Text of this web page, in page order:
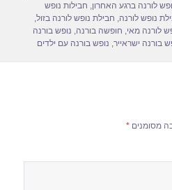
לורנה ברגע האחרון, חבילות נופש
נופש לורנה, חבילת נופש לורנה בזול,
לורנה מאי, חופשה בורנה, נופש בורנה
בורנה ישראייר, נופש בורנה עם ילדים
מסומנים*